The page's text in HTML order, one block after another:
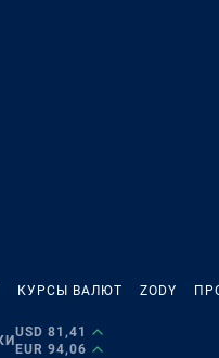
КУРСЫ ВАЛЮТ ZODY
USD 81,41
EUR 94,06